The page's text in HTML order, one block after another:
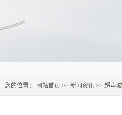
您的位置： 网站首页 >> 新闻资讯 >> 超声